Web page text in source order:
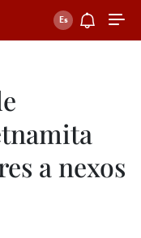
a nexos